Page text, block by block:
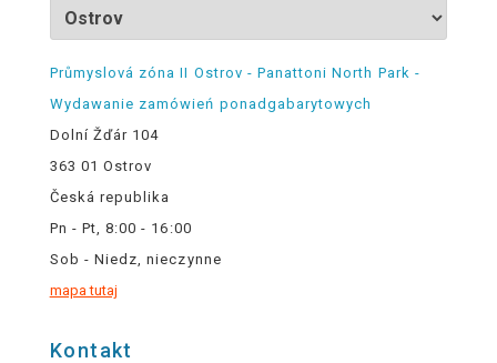
Průmyslová zóna II Ostrov - Panattoni North Park -
Wydawanie zamówień ponadgabarytowych
Dolní Žďár 104
363 01 Ostrov
Česká republika
Pn - Pt, 8:00 - 16:00
Sob - Niedz, nieczynne
mapa tutaj
Kontakt